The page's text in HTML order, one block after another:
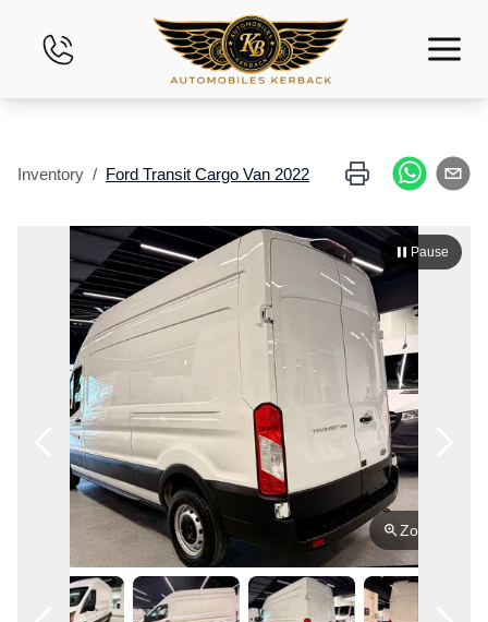
Financiamiento
Evalúe su Vehículo
Arrendamiento financiero
Contáctenos
Español Location
Inventory / Ford Transit Cargo Van 2022
Pause
Zoom